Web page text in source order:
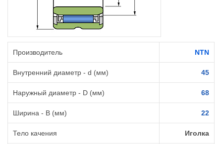
Производитель NTN
Внутренний диаметр - d (мм) 45
Наружный диаметр - D (мм) 68
Ширина - B (мм) 22
Тело качения Иголка